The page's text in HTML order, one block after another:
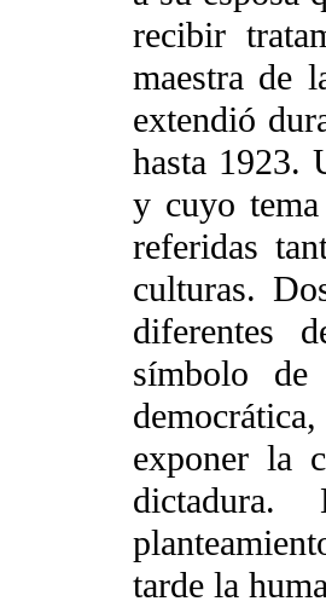
recibir
maestra de
extendió
hasta 1923.
y cuyo
referidas
culturas.
diferentes
símbolo
exponer la
tarde la